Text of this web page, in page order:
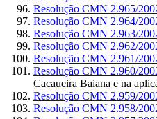
Resolução CMN 2.965/
Resolução CMN 2.964/
Resolução CMN 2.963/
Resolução CMN 2.962/
Resolução CMN 2.961/
Resolução CMN 2.960/
Cacaueira Baiana e na
Resolução CMN 2.959/
Resolução CMN 2.958/